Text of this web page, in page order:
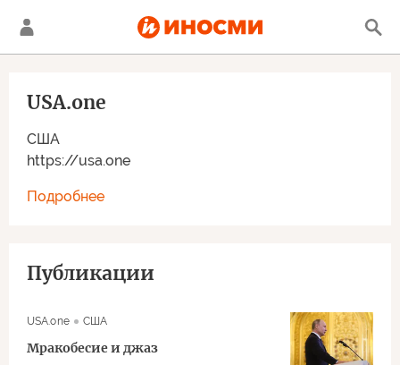
США
https://usa.one
USA.one
Подробнее
Публикации
USA.one США
Mpaкoбecиe и джaз